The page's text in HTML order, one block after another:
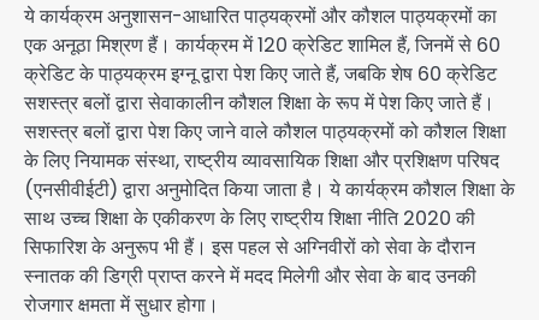
ये कार्यक्रम अनुशासन-आधारित पाठ्यक्रमों और कौशल पाठ्यक्रमों का
एक अनूठा मिश्रण हैं। कार्यक्रम में 120 क्रेडिट शामिल हैं, जिनमें से 60
क्रेडिट के पाठ्यक्रम इग्नू द्वारा पेश किए जाते हैं, जबकि शेष 60 क्रेडिट
सशस्त्र बलों द्वारा सेवाकालीन कौशल शिक्षा के रूप में पेश किए जाते हैं।
सशस्त्र बलों द्वारा पेश किए जाने वाले कौशल पाठ्यक्रमों को कौशल शिक्षा
के लिए नियामक संस्था, राष्ट्रीय व्यावसायिक शिक्षा और प्रशिक्षण परिषद
(एनसीवीईटी) द्वारा अनुमोदित किया जाता है। ये कार्यक्रम कौशल शिक्षा के
साथ उच्च शिक्षा के एकीकरण के लिए राष्ट्रीय शिक्षा नीति 2020 की
सिफारिश के अनुरूप भी हैं। इस पहल से अग्निवीरों को सेवा के दौरान
स्नातक की डिग्री प्राप्त करने में मदद मिलेगी और सेवा के बाद उनकी
रोजगार क्षमता में सुधार होगा।